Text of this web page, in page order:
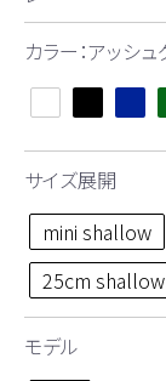
カラー：アッシュ
サイズ展開
mini shallow
25cm shallow
モデル